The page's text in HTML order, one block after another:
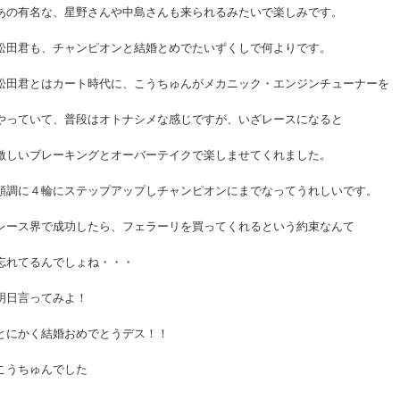
の有名な、星野さんや中島さんも来られるみたいで楽しみです。
田君も、チャンピオンと結婚とめでたいずくしで何よりです。
田君とはカート時代に、こうちゅんがメカニック・エンジンチューナーを
っていて、普段はオトナシメな感じですが、いざレースになると
しいブレーキングとオーバーテイクで楽しませてくれました。
調に４輪にステップアップしチャンピオンにまでなってうれしいです。
ース界で成功したら、フェラーリを買ってくれるという約束なんて
れてるんでしょね・・・
日言ってみよ！
にかく結婚おめでとうデス！！
うちゅんでした